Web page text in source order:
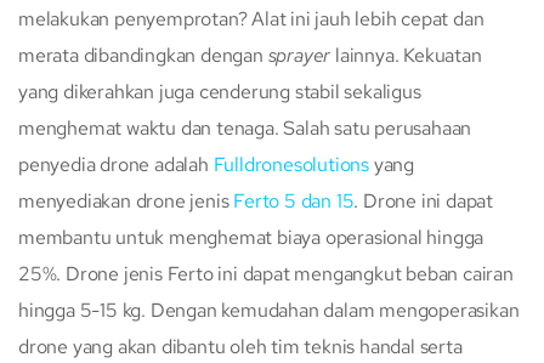
melakukan penyemprotan? Alat ini jauh lebih cepat dan
merata dibandingkan dengan sprayer lainnya. Kekuatan
yang dikerahkan juga cenderung stabil sekaligus
menghemat waktu dan tenaga. Salah satu perusahaan
penyedia drone adalah Fulldronesolutionsyang
menyediakan drone jenisFerto 5 dan 15. Drone ini dapat
membantu untuk menghemat biaya operasional hingga
25%. Drone jenis Ferto ini dapat mengangkut beban cairan
hingga 5-15 kg. Dengan kemudahan dalam mengoperasikan
drone yang akan dibantu oleh tim teknis handal serta